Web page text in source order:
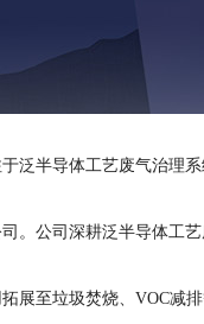
泛半导体工艺废气治理
。公司深耕泛半导体工
展至垃圾焚烧、VOC减排